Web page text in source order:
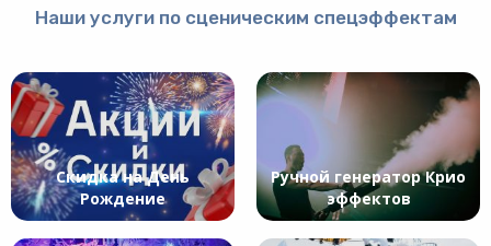
Наши услуги по сценическим спецэффектам
Скидка на День
Рождение
Ручной генератор Крио
эффектов